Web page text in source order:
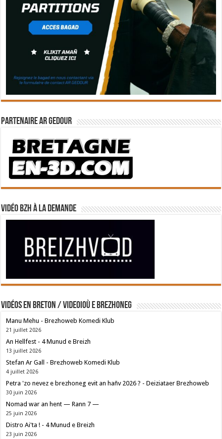
Partenaire Ar Gedour
Vidéo BZH à la demande
Vidéos en breton / Videoioù e brezhoneg
Manu Mehu - Brezhoweb Komedi Klub
21 juillet 2026
An Hellfest - 4 Munud e Breizh
13 juillet 2026
Stefan Ar Gall - Brezhoweb Komedi Klub
4 juillet 2026
Petra 'zo nevez e brezhoneg evit an hañv 2026 ? - Deiziataer Brezhoweb
30 juin 2026
Nomad war an hent — Rann 7 —
25 juin 2026
Distro Ai'ta ! - 4 Munud e Breizh
23 juin 2026